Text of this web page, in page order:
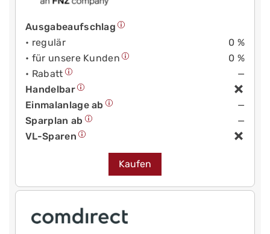
Ausgabeaufschlag
• regulär
0 %
• für unsere Kunden
0 %
• Rabatt
—
Handelbar
Einmalanlage ab
—
Sparplan ab
—
VL-Sparen
Kaufen